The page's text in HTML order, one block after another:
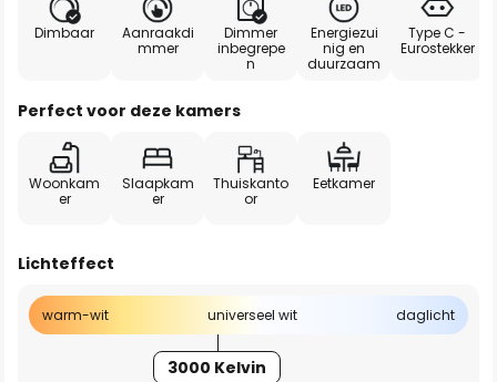
Dimbaar
Aanraakdi
mmer
Dimmer
inbegrepe
n
Energiezui
nig en
duurzaam
Type C -
Eurostekker
Perfect voor deze kamers
Woonkam
er
Slaapkam
er
Thuiskanto
or
Eetkamer
Lichteffect
warm-wit universeel wit daglicht
3000 Kelvin